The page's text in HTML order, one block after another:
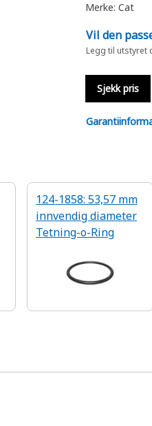
Merke: Cat
Vil den
Legg til utstyret
Sjekk pris
124-1858: 53,57 mm
innvendig diameter
Tetning-o-Ring